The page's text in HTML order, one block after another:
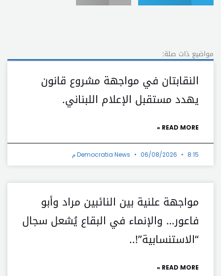
مواضيع ذات صلة:
النقابتان في مواجهة مشروع قانون
يهدد مستقبل الإعلام اللبناني.
READ MORE »
Democratia News 06/08/2026 8:15 م
مواجهة علنية بين النائبين مراد وأبو
فاعور… والإنماء في البقاع يُشعل سجال
“الاستنسابية”!..
READ MORE »